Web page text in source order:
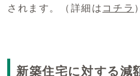
されます。（詳細は コチラ ）
新築住宅に対する減